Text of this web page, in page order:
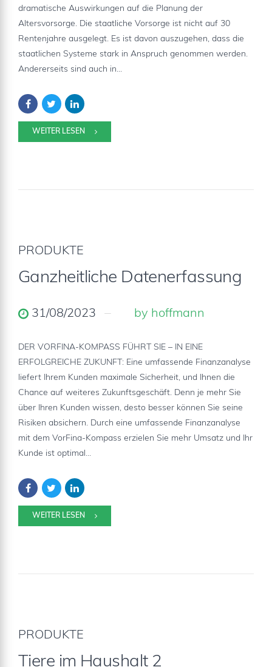
dramatische Auswirkungen auf die Planung der
Altersvorsorge. Die staatliche Vorsorge ist nicht auf 30
Rentenjahre ausgelegt. Es ist davon auszugehen, dass die
staatlichen Systeme stark in Anspruch genommen werden.
Andererseits sind auch in...
WEITER LESEN
PRODUKTE
Ganzheitliche Datenerfassung
31/08/2023 by hoffmann
DER VORFINA-KOMPASS FÜHRT SIE – IN EINE
ERFOLGREICHE ZUKUNFT: Eine umfassende Finanzanalyse
liefert Ihrem Kunden maximale Sicherheit, und Ihnen die
Chance auf weiteres Zukunftsgeschäft. Denn je mehr Sie
über Ihren Kunden wissen, desto besser können Sie seine
Risiken absichern. Durch eine umfassende Finanzanalyse
mit dem VorFina-Kompass erzielen Sie mehr Umsatz und Ihr
Kunde ist optimal...
WEITER LESEN
PRODUKTE
Tiere im Haushalt 2